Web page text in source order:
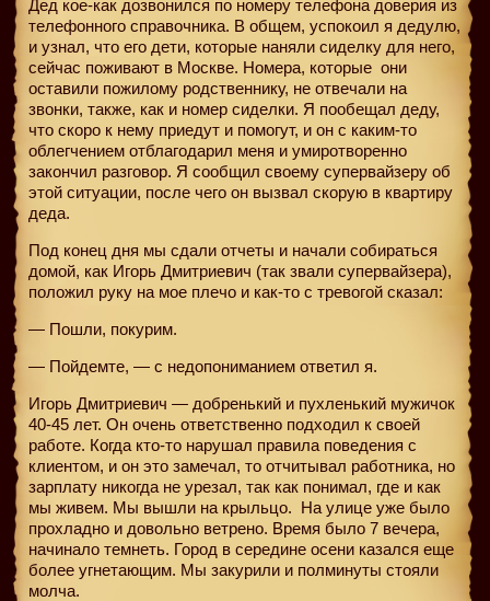
Дед кое-как дозвонился по номеру телефона доверия из
телефонного справочника. В общем, успокоил я дедулю,
и узнал, что его дети, которые наняли сиделку для него,
сейчас поживают в Москве. Номера, которые они
оставили пожилому родственнику, не отвечали на
звонки, также, как и номер сиделки. Я пообещал деду,
что скоро к нему приедут и помогут, и он с каким-то
облегчением отблагодарил меня и умиротворенно
закончил разговор. Я сообщил своему супервайзеру об
этой ситуации, после чего он вызвал скорую в квартиру
деда.
Под конец дня мы сдали отчеты и начали собираться
домой, как Игорь Дмитриевич (так звали супервайзера),
положил руку на мое плечо и как-то с тревогой сказал:
— Пошли, покурим.
— Пойдемте, — с недопониманием ответил я.
Игорь Дмитриевич — добренький и пухленький мужичок
40-45 лет. Он очень ответственно подходил к своей
работе. Когда кто-то нарушал правила поведения с
клиентом, и он это замечал, то отчитывал работника, но
зарплату никогда не урезал, так как понимал, где и как
мы живем. Мы вышли на крыльцо. На улице уже было
прохладно и довольно ветрено. Время было 7 вечера,
начинало темнеть. Город в середине осени казался еще
более угнетающим. Мы закурили и полминуты стояли
молча.